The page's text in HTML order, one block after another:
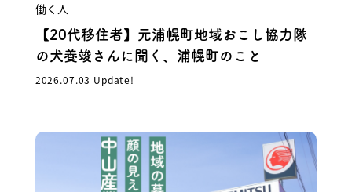
働く人
【20代移住者】元浦幌町地域おこし協力隊
の犬養竣さんに聞く、浦幌町のこと
2026.07.03 Update!